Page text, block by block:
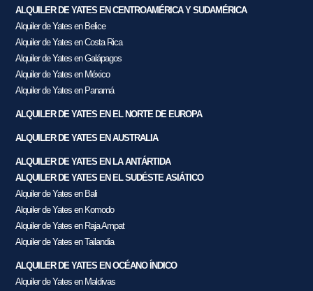
ALQUILER DE YATES EN CENTROAMÉRICA Y SUDAMÉRICA
Alquiler de Yates en Belice
Alquiler de Yates en Costa Rica
Alquiler de Yates en Galápagos
Alquiler de Yates en México
Alquiler de Yates en Panamá
ALQUILER DE YATES EN EL NORTE DE EUROPA
ALQUILER DE YATES EN AUSTRALIA
ALQUILER DE YATES EN LA ANTÁRTIDA
ALQUILER DE YATES EN EL SUDÉSTE ASIÁTICO
Alquiler de Yates en Bali
Alquiler de Yates en Komodo
Alquiler de Yates en Raja Ampat
Alquiler de Yates en Tailandia
ALQUILER DE YATES EN OCÉANO ÍNDICO
Alquiler de Yates en Maldivas